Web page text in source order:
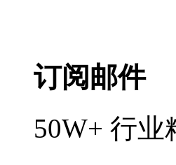
订阅邮件
50W+ 行